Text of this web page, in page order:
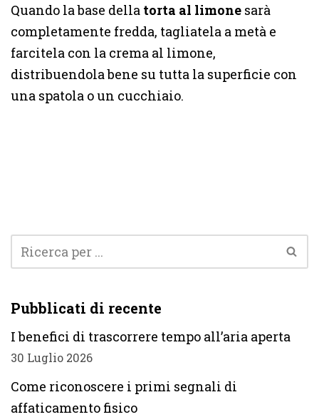
Quando la base della torta al limone sarà
completamente fredda, tagliatela a metà e
farcitela con la crema al limone,
distribuendola bene su tutta la superficie con
una spatola o un cucchiaio.
Pubblicati di recente
I benefici di trascorrere tempo all’aria aperta
30 Luglio 2026
Come riconoscere i primi segnali di
affaticamento fisico